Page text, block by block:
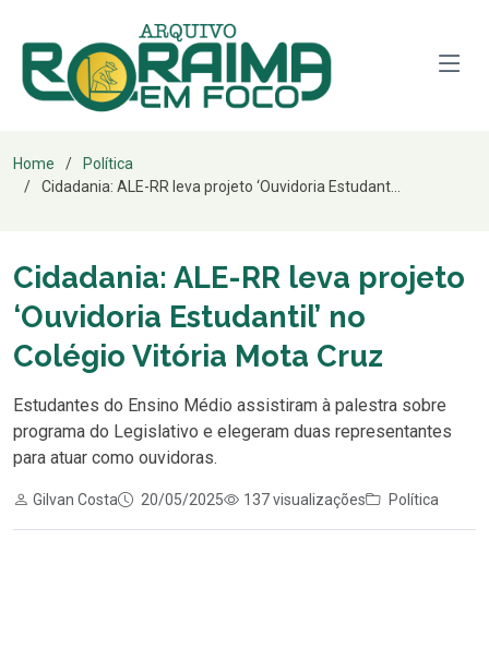
Home
Política
Cidadania: ALE-RR leva projeto ‘Ouvidoria Estudant...
Cidadania: ALE-RR leva projeto
‘Ouvidoria Estudantil’ no
Colégio Vitória Mota Cruz
Estudantes do Ensino Médio assistiram à palestra sobre
programa do Legislativo e elegeram duas representantes
para atuar como ouvidoras.
Gilvan Costa 20/05/2025 137 visualizações Política